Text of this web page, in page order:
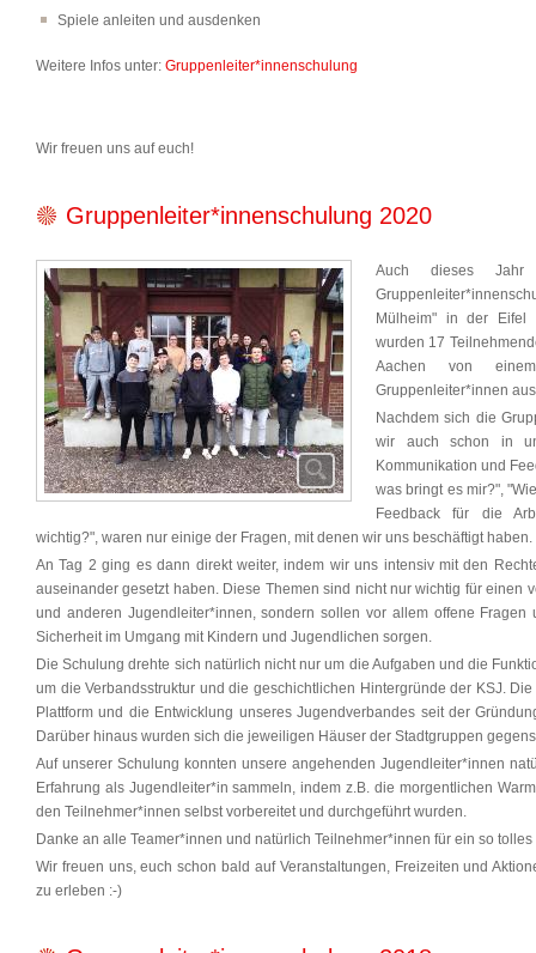
Spiele anleiten und ausdenken
Weitere Infos unter: Gruppenleiter*innenschulung
Wir freuen uns auf euch!
Gruppenleiter*innenschulung 2020
Auch dieses Jahr
Mülheim" in der Eifel
wurden 17
Aachen von
Gruppenleiter*innen
Nachdem sich die
wir auch schon in
Kommunikation und
was bringt es mir?",
Feedback für die
wichtig?", waren nur einige der Fragen, mit denen wir uns beschäftigt haben.
An Tag 2 ging es dann direkt weiter, indem wir uns intensiv mit den
auseinander gesetzt haben. Diese Themen sind nicht nur wichtig für einen
und anderen Jugendleiter*innen, sondern sollen vor allem offene
Sicherheit im Umgang mit Kindern und Jugendlichen sorgen.
Die Schulung drehte sich natürlich nicht nur um die Aufgaben und die
um die Verbandsstruktur und die geschichtlichen Hintergründe der KSJ.
Plattform und die Entwicklung unseres Jugendverbandes seit der
Darüber hinaus wurden sich die jeweiligen Häuser der Stadtgruppen
Auf unserer Schulung konnten unsere angehenden Jugendleiter*innen
Erfahrung als Jugendleiter*in sammeln, indem z.B. die morgentlichen
den Teilnehmer*innen selbst vorbereitet und durchgeführt wurden.
Danke an alle Teamer*innen und natürlich Teilnehmer*innen für ein so
Wir freuen uns, euch schon bald auf Veranstaltungen, Freizeiten und
zu erleben :-)